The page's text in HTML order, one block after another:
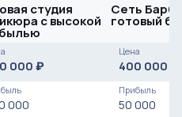
студия
с высокой
000 ₽
000
Сеть
готовый
Цена
400 000
Прибыль
50 000